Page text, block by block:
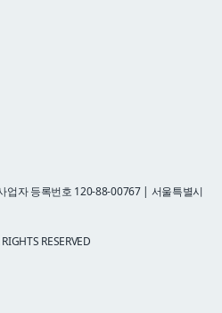
업자 등록번호 120-88-00767 | 서울특별시
RESERVED